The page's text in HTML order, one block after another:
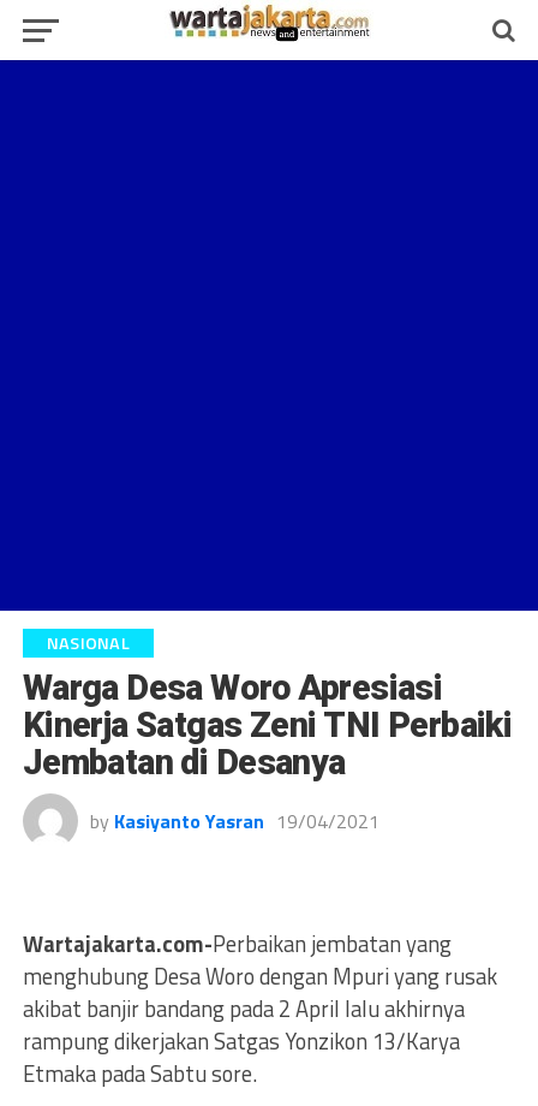
NASIONAL
Warga Desa Woro Apresiasi
Kinerja Satgas Zeni TNI Perbaiki
Jembatan di Desanya
by Kasiyanto Yasran 19/04/2021
Wartajakarta.com-Perbaikan jembatan yang
menghubung Desa Woro dengan Mpuri yang rusak
akibat banjir bandang pada 2 April lalu akhirnya
rampung dikerjakan Satgas Yonzikon 13/Karya
Etmaka pada Sabtu sore.